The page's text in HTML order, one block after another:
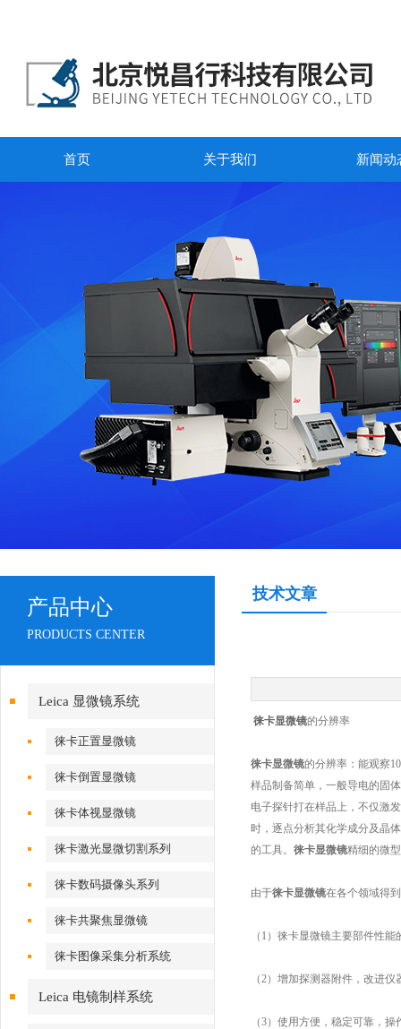
首页 关于我们 新闻动
产品中心
PRODUCTS CENTER
Leica 显微镜系统
徕卡正置显微镜
徕卡倒置显微镜
徕卡体视显微镜
徕卡激光显微切割系列
徕卡数码摄像头系列
徕卡共聚焦显微镜
徕卡图像采集分析系统
Leica 电镜制样系统
技术文章
徕卡显微镜的分辨率
徕卡显微镜的分辨率：能观察
样品制备简单，一般导电的固
电子探针打在样品上，不仅激
时，逐点分析其化学成分及晶
的工具。 徕卡显微镜精细的微
由于徕卡显微镜在各个领域得
（1）徕卡显微镜主要部件性
（2）增加探测器附件，改进
（3）使用方便，稳定可靠，操